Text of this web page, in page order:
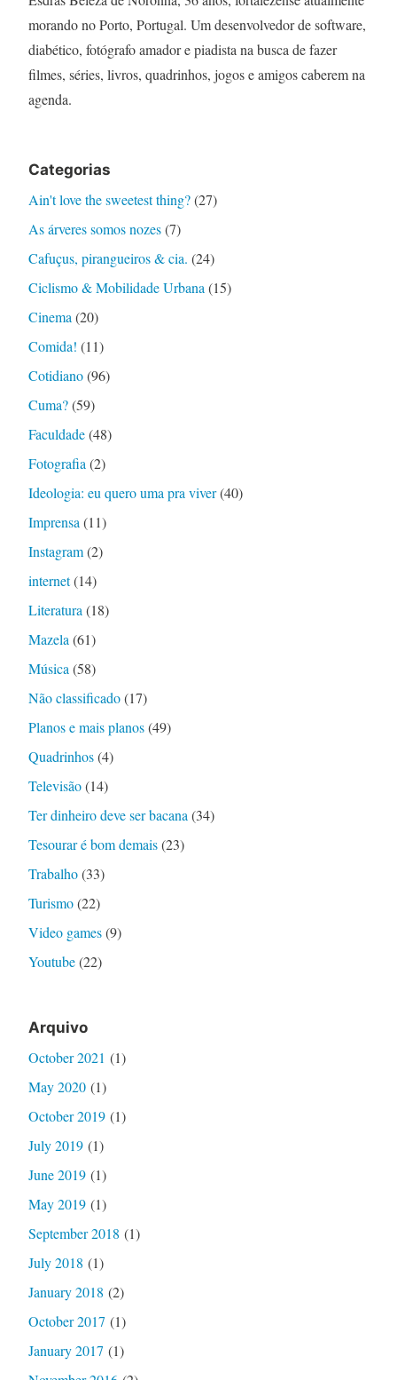
morando no Porto, Portugal. Um desenvolvedor de software,
diabético, fotógrafo amador e piadista na busca de fazer
filmes, séries, livros, quadrinhos, jogos e amigos caberem na
agenda.
Categorias
Ain't love the sweetest thing?(27)
As árveres somos nozes(7)
Cafuçus, pirangueiros & cia. (24)
Ciclismo & Mobilidade Urbana (15)
Cinema (20)
Comida! (11)
Cotidiano(96)
Cuma?(59)
Faculdade(48)
Fotografia (2)
Ideologia: eu quero uma pra viver(40)
Imprensa (11)
Instagram(2)
internet(14)
Literatura (18)
Mazela (61)
Música (58)
Não classificado(17)
Planos e mais planos(49)
Quadrinhos(4)
Televisão(14)
Ter dinheiro deve ser bacana (34)
Tesourar é bom demais(23)
Trabalho(33)
Turismo(22)
Video games(9)
Youtube(22)
Arquivo
October 2021 (1)
May 2020(1)
October 2019(1)
July 2019(1)
June 2019(1)
May 2019(1)
September 2018 (1)
July 2018 (1)
January 2018 (2)
October 2017 (1)
January 2017 (1)